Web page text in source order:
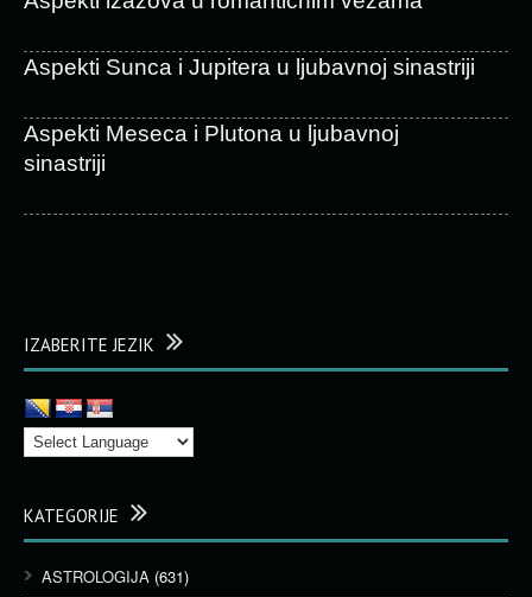
Aspekti Sunca i Jupitera u ljubavnoj sinastriji
Aspekti Meseca i Plutona u ljubavnoj
sinastriji
IZABERITE JEZIK
KATEGORIJE
ASTROLOGIJA (631)